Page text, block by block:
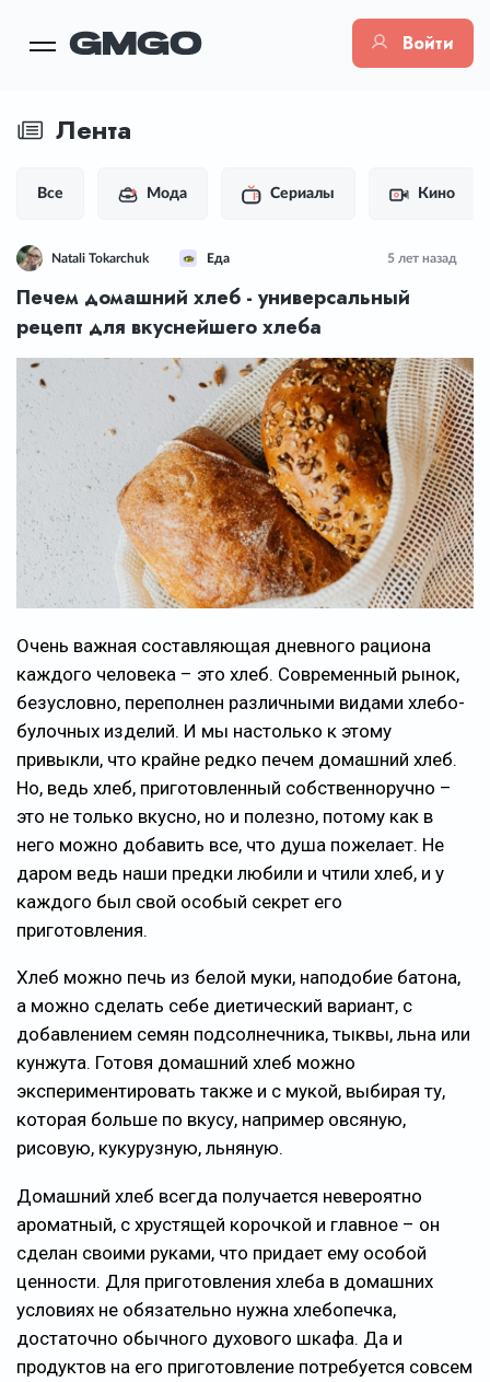
Войти
Лента
Все Мода Сериалы Кино
Natali Tokarchuk Еда 5 лет назад
Печем домашний хлеб - универсальный
рецепт для вкуснейшего хлеба
Очень важная составляющая дневного рациона
каждого человека – это хлеб. Современный рынок,
безусловно, переполнен различными видами хлебо-
булочных изделий. И мы настолько к этому
привыкли, что крайне редко печем домашний хлеб.
Но, ведь хлеб, приготовленный собственноручно –
это не только вкусно, но и полезно, потому как в
него можно добавить все, что душа пожелает. Не
даром ведь наши предки любили и чтили хлеб, и у
каждого был свой особый секрет его
приготовления.
Хлеб можно печь из белой муки, наподобие батона,
а можно сделать себе диетический вариант, с
добавлением семян подсолнечника, тыквы, льна или
кунжута. Готовя домашний хлеб можно
экспериментировать также и с мукой, выбирая ту,
которая больше по вкусу, например овсяную,
рисовую, кукурузную, льняную.
Домашний хлеб всегда получается невероятно
ароматный, с хрустящей корочкой и главное – он
сделан своими руками, что придает ему особой
ценности. Для приготовления хлеба в домашних
условиях не обязательно нужна хлебопечка,
достаточно обычного духового шкафа. Да и
продуктов на его приготовление потребуется совсем